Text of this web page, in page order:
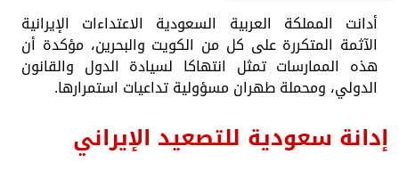
أدانت المملكة العربية السعودية الاعتداءات الإيرانية
الآثمة المتكررة على كل من الكويت والبحرين، مؤكدة أن
هذه الممارسات تمثل انتهاكا لسيادة الدول والقانون
الدولي، ومحملة طهران مسؤولية تداعيات استمرارها.
إدانة سعودية للتصعيد الإيراني